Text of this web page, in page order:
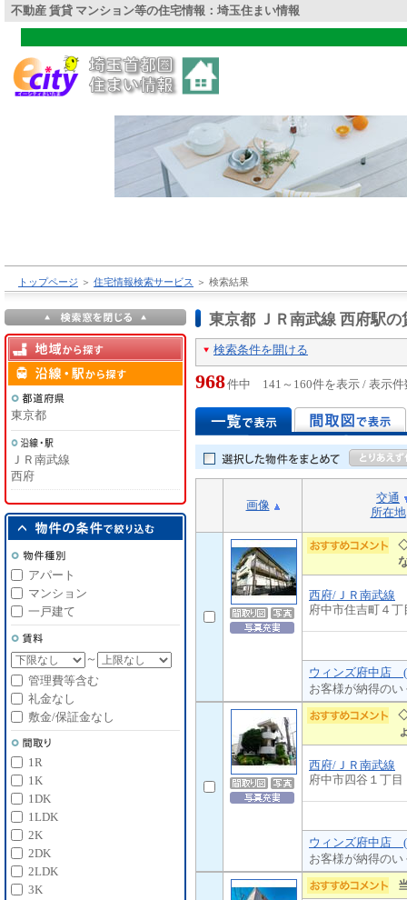
不動産 賃貸 マンション等の住宅情報：埼玉住まい情報
トップページ ＞ 住宅情報検索サービス ＞ 検索結果
東京都 ＪＲ南武線 西府駅
検索条件を開ける
968件中 141～160件を表示 / 表示
画像
交通
所在地
◇
西府/ＪＲ南武線
府中市住吉町４丁
ウィンズ府中店 (
お客様が納得の
◇
西府/ＪＲ南武線
府中市四谷１丁目
ウィンズ府中店 (
お客様が納得の
東京都
ＪＲ南武線
西府
アパート
マンション
一戸建て
～
管理費等含む
礼金なし
敷金/保証金なし
1R
1K
1DK
1LDK
2K
2DK
2LDK
3K